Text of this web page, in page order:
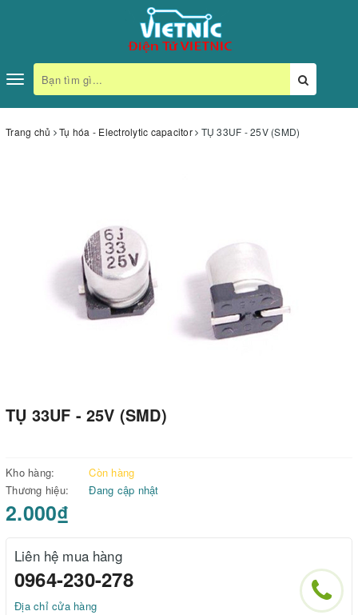
Toggle
navigation
Trang chủ Tụ hóa - Electrolytic capacitor TỤ 33UF - 25V (SMD)
TỤ 33UF - 25V (SMD)
Kho hàng:
Còn hàng
Thương hiệu:
Đang cập nhật
2.000₫
Liên hệ mua hàng
0964-230-278
Địa chỉ cửa hàng